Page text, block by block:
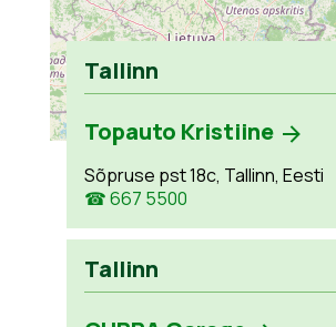
Leaflet
Tallinn
Topauto Kristiine
Sõpruse pst 18c, Tallinn, Eesti
☎ 667 5500
Tallinn